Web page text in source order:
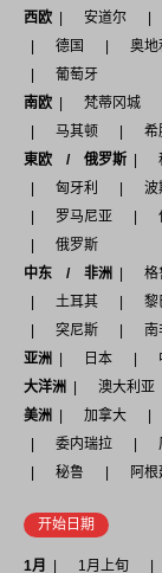
西欧
安道尔
德国
奥
葡萄牙
南欧
梵蒂冈城
马其顿
希
東欧 / 俄罗斯
匈牙利
波
罗马尼亚
俄罗斯
中东 / 非洲
格
土耳其
黎
突尼斯
南
亚洲
日本
大洋洲
澳大利亚
美洲
加拿大
委内瑞拉
秘鲁
阿
开始日期
1月 1月上旬